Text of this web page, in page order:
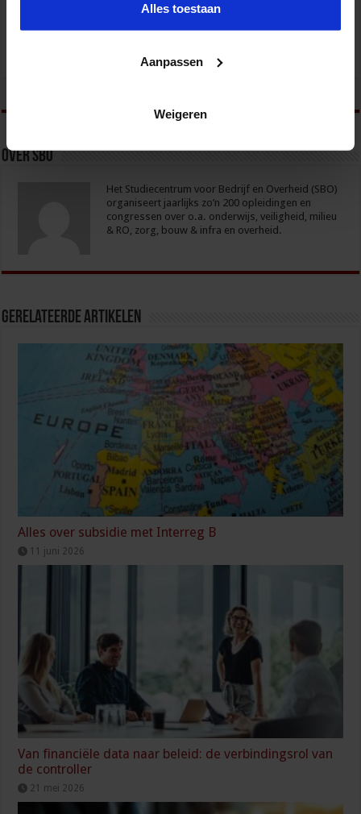
Alles toestaan
Aanpassen
Weigeren
Over sbo
Het Studiecentrum voor Bedrijf en Overheid (SBO)
organiseert jaarlijks zo’n 200 opleidingen en
congressen over o.a. onderwijs, veiligheid, milieu
& RO, zorg, bouw & infra en overheid.
Gerelateerde Artikelen
Alles over subsidie met Interreg B
11 juni 2026
Van financiële data naar beleid: de verbindingsrol van
de controller
21 mei 2026